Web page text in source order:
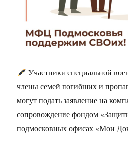
Участники специальной
члены семей погибших и
могут подать заявление на
сопровождение фондом
подмосковных офисах «Мои